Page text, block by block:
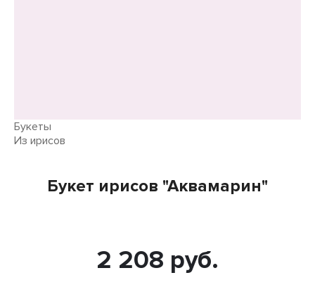
Букеты
Из ирисов
Букет ирисов "Аквамарин"
2 208 руб.